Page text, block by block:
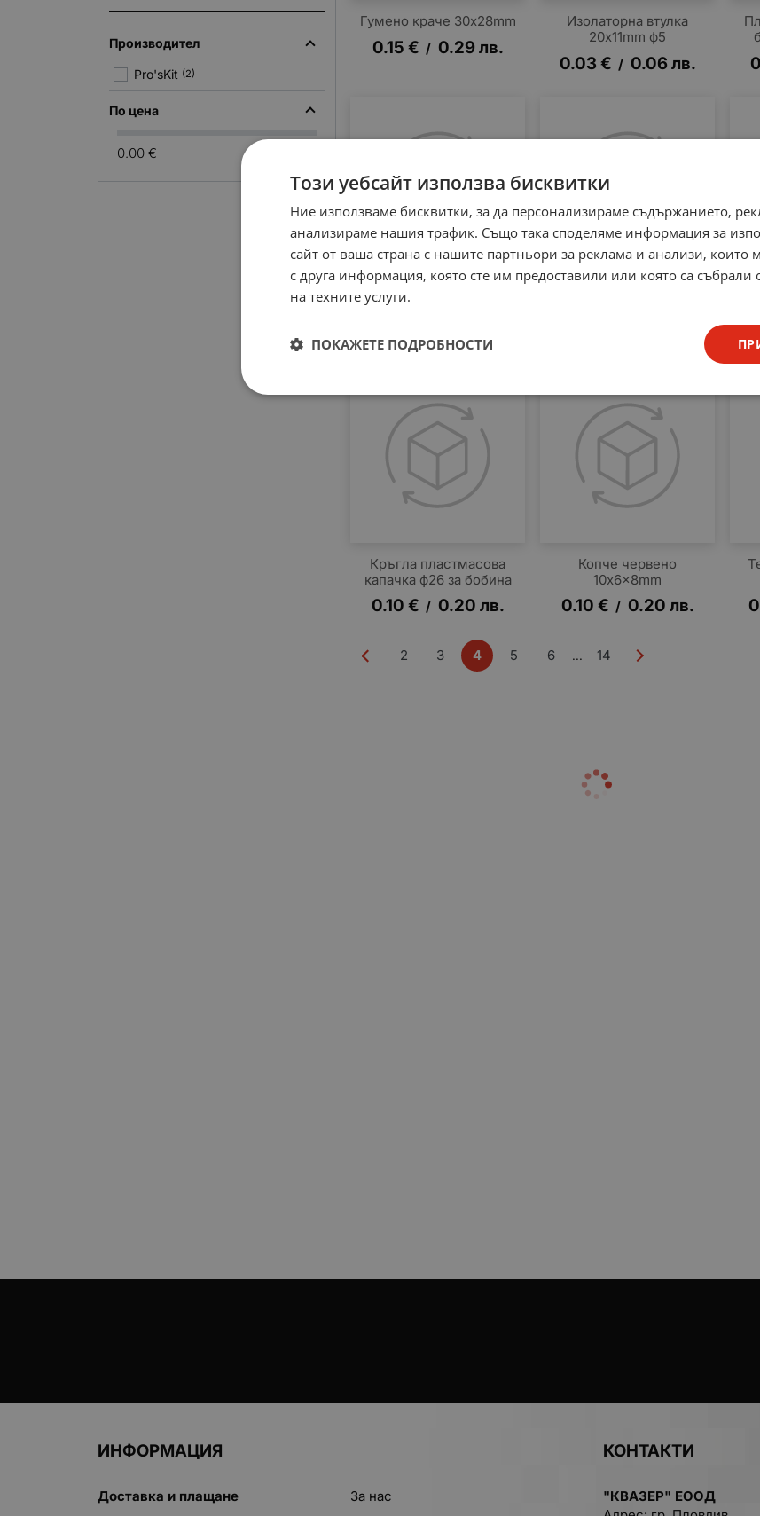
Гумено краче 30x28mm
0.15 € / 0.29лв.
Изолаторна втулка
20x11mm ф5
0.03 € / 0.06лв.
Гумено краче
Кръгла пластмасова
капачка ф26 за бобина
0.10 € / 0.20 лв.
Копче червено
10x6x8mm
0.10 € / 0.20 лв.
2 3 4 5 6 ... 14
Производител
Pro'sKit (2)
По цена
0.00 €
ИНФОРМАЦИЯ
Доставка и плащане
За нас
КОНТАКТИ
"КВАЗЕР" ЕООД
Този уебсайт използва бисквитки
Ние използваме бисквитки, за да персонализираме съдържанието,
анализираме нашия трафик. Също така споделяме информация за
сайт от ваша страна с нашите партньори за реклама и анализи, които
с друга информация, която сте им предоставили или която са събрали
на техните услуги.
ПОКАЖЕТЕ ПОДРОБНОСТИ